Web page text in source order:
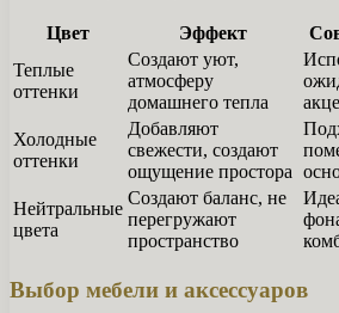
Цвет Эффект
Теплые
оттенки
Создают уют,
атмосферу
домашнего тепла
Холодные
оттенки
Добавляют
свежести, создают
ощущение простора
Нейтральные
цвета
Создают баланс, не
перегружают
пространство
Выбор мебели и аксессуаров